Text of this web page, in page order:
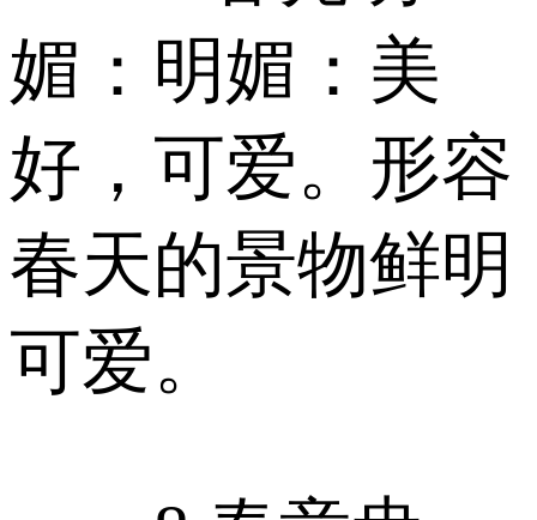
媚：明媚：美
好，可爱。形容
春天的景物鲜明
可爱。